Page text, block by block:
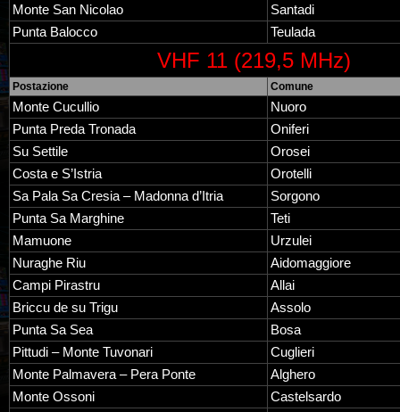
Monte San Nicolao
Santadi
Punta Balocco
Teulada
VHF 11 (219,5 MHz)
Postazione Comune
Monte Cucullio
Nuoro
Punta Preda Tronada
Oniferi
Su Settile
Orosei
Costa e S’Istria
Orotelli
Sa Pala Sa Cresia – Madonna d’Itria
Sorgono
Punta Sa Marghine
Teti
Mamuone
Urzulei
Nuraghe Riu
Aidomaggiore
Campi Pirastru
Allai
Briccu de su Trigu
Assolo
Punta Sa Sea
Bosa
Pittudi – Monte Tuvonari
Cuglieri
Monte Palmavera – Pera Ponte
Alghero
Monte Ossoni
Castelsardo